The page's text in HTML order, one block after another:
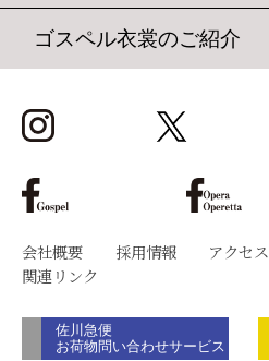
ゴスペル衣裳のご紹介
会社概要 採用情報 アクセス
関連リンク
佐川急便
お荷物問い合わせサービス